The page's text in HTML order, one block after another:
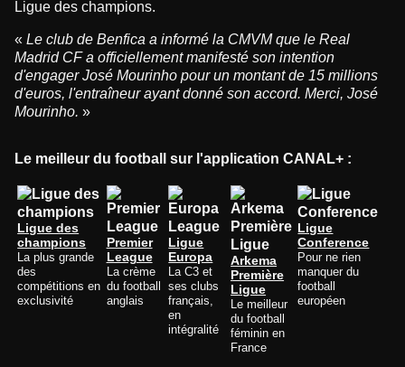
Ligue des champions.
« Le club de Benfica a informé la CMVM que le Real
Madrid CF a officiellement manifesté son intention
d'engager José Mourinho pour un montant de 15 millions
d'euros, l'entraîneur ayant donné son accord. Merci, José
Mourinho. »
Le meilleur du football sur l'application CANAL+ :
Ligue des
champions
La plus grande
des
compétitions en
exclusivité
Premier
League
La crème
du football
anglais
Ligue
Europa
La C3 et
ses clubs
français,
en
intégralité
Arkema
Première
Ligue
Le meilleur
du football
féminin en
France
Ligue
Conference
Pour ne rien
manquer du
football
européen